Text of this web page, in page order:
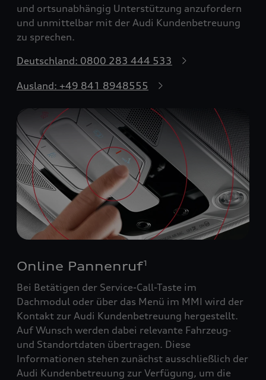
und ortsunabhängig Unterstützung anzufordern
und unmittelbar mit der Audi Kundenbetreuung
zu sprechen.
Deutschland: 0800 283 444 533
Ausland: +49 841 8948555
Online Pannenruf1
Bei Betätigen der Service-Call-Taste im
Dachmodul oder über das Menü im MMI wird der
Kontakt zur Audi Kundenbetreuung hergestellt.
Auf Wunsch werden dabei relevante Fahrzeug‑
und Standortdaten übertragen. Diese
Informationen stehen zunächst ausschließlich der
Audi Kundenbetreuung zur Verfügung, um die